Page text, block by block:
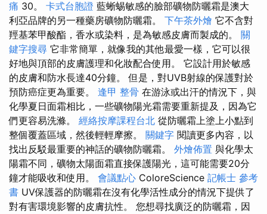
痛 30。 卡式台胞證 藍蜥蜴敏感的臉部礦物防曬霜是澳大
利亞品牌的另一種藥房礦物防曬霜。 下午茶外燴 它不含對
羥基苯甲酸酯，香水或染料，是為敏感皮膚而製成的。 關
鍵字搜尋 它非常簡單，就像我的其他最愛一樣，它可以很
好地與頂部的皮膚護理和化妝配合使用。 它設計用於敏感
的皮膚和防水長達40分鐘。 但是，對UVB射線的保護對於
預防癌症更為重要。 逢甲 整骨 在游泳或出汗的情況下，與
化學夏日面霜相比，一些礦物陽光霜需要重新提及，因為它
們更容易洗滌。 經絡按摩課程台北 從防曬霜上塗上小點到
整個覆蓋區域，然後輕輕摩擦。 關鍵字 閱讀更多內容，以
找出反駁最重要的神話的礦物防曬霜。 外燴佈置 與化學太
陽霜不同，礦物太陽面霜直接保護陽光，這可能需要20分
鐘才能吸收和使用。 會議點心 ColoreScience 記帳士 參考
書 UV保護器的防曬霜在沒有化學活性成分的情況下提供了
對有害環境影響的皮膚抗性。 您想尋找廣泛的防曬霜，因